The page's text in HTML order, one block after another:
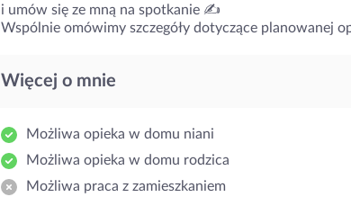
i umów się ze mną na spotkanie ✍️
Wspólnie omówimy szczegóły dotyczące planowanej
Więcej o mnie
Możliwa opieka w domu niani
Możliwa opieka w domu rodzica
Możliwa praca z zamieszkaniem